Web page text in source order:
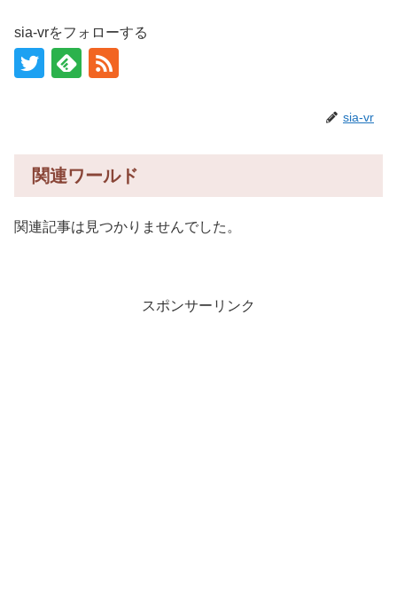
sia-vrをフォローする
sia-vr
関連ワールド
関連記事は見つかりませんでした。
スポンサーリンク